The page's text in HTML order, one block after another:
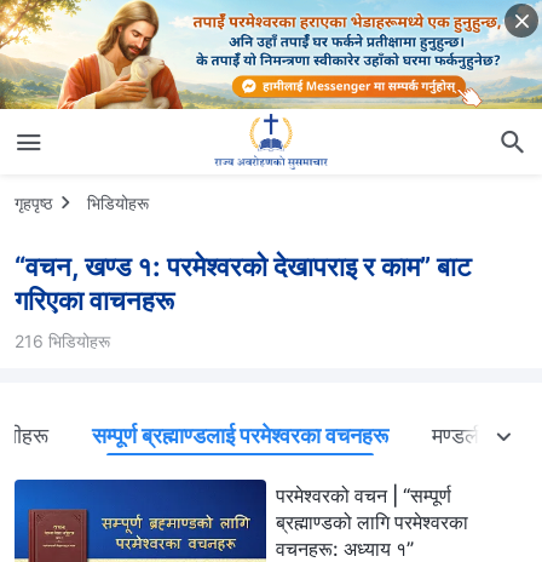
गृहपृष्ठ भिडियोहरू
“वचन, खण्ड १: परमेश्‍वरको देखापराइ र काम” बाट
गरिएका वाचनहरू
216 भिडियोहरू
सम्पूर्ण ब्रह्माण्डलाई परमेश्‍वरका वचनहरू
परमेश्‍वरको वचन | “सम्पूर्ण
ब्रह्माण्डको लागि परमेश्‍वरका
वचनहरू: अध्याय १”